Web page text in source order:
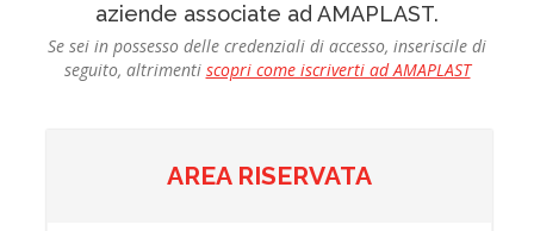
aziende associate ad AMAPLAST.
Se sei in possesso delle credenziali di accesso, inseriscile di
seguito, altrimenti scopri come iscriverti ad AMAPLAST
AREA RISERVATA